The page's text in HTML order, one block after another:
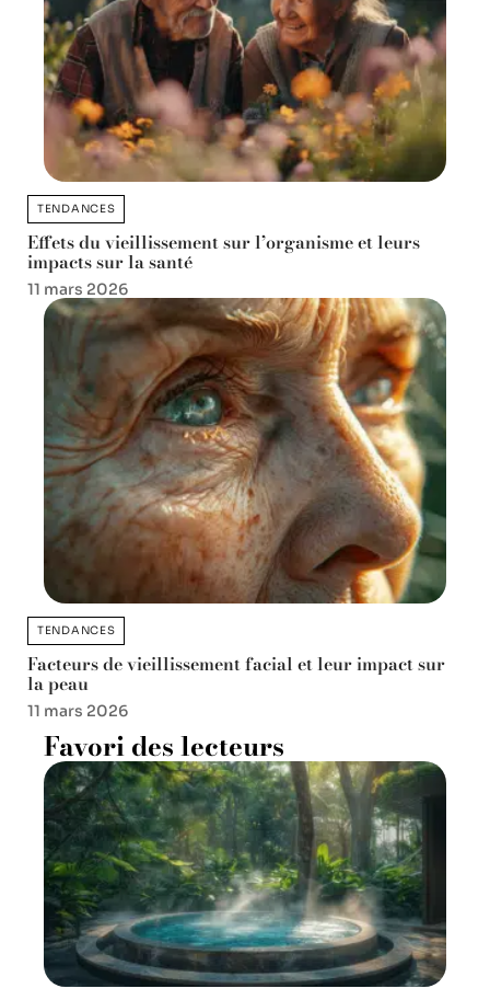
TENDANCES
Effets du vieillissement sur l’organisme et leurs
impacts sur la santé
11 mars 2026
TENDANCES
Facteurs de vieillissement facial et leur impact sur
la peau
11 mars 2026
Favori des lecteurs